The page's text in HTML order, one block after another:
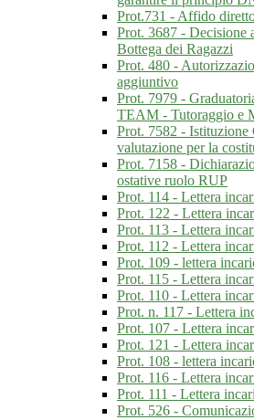
Prot.731 - Affido
Prot. 3687 - Decisione
Bottega dei Ragazzi
Prot. 480 -
aggiuntivo
Prot. 7979 -
TEAM - Tutoraggio e
Prot. 7582 - Istituzione
valutazione per la
Prot. 7158 -
ostative ruolo RUP
Prot. 114 - Lettera
Prot. 122 - Lettera
Prot. 113 - Lettera
Prot. 112 - Lettera
Prot. 109 - lettera
Prot. 115 - Lettera
Prot. 110 - Lettera
Prot. n. 117 - Lettera
Prot. 107 - Lettera
Prot. 121 - Lettera
Prot. 108 - lettera
Prot. 116 - Lettera
Prot. 111 - Lettera
Prot. 526 -